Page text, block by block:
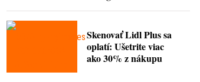
Skenovať Lidl Plus sa
oplatí: Ušetrite viac
ako 30% z nákupu